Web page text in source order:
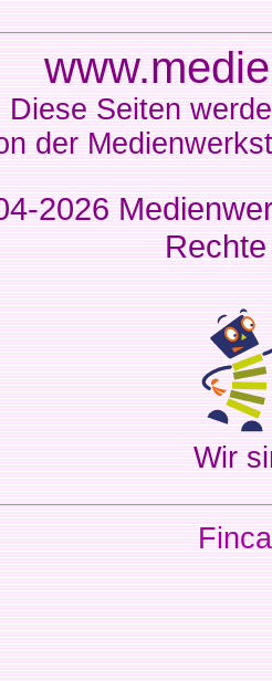
Diese Seiten
der
2026
Wir